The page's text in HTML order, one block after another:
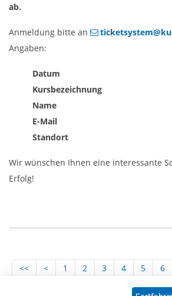
ab.
Anmeldung bitte an
Angaben:
Datum
Kursbezeichnung
Name
E-Mail
Standort
Wir wünschen Ihnen eine interessante
Erfolg!
<< < 1 2 3 4 5 6
15